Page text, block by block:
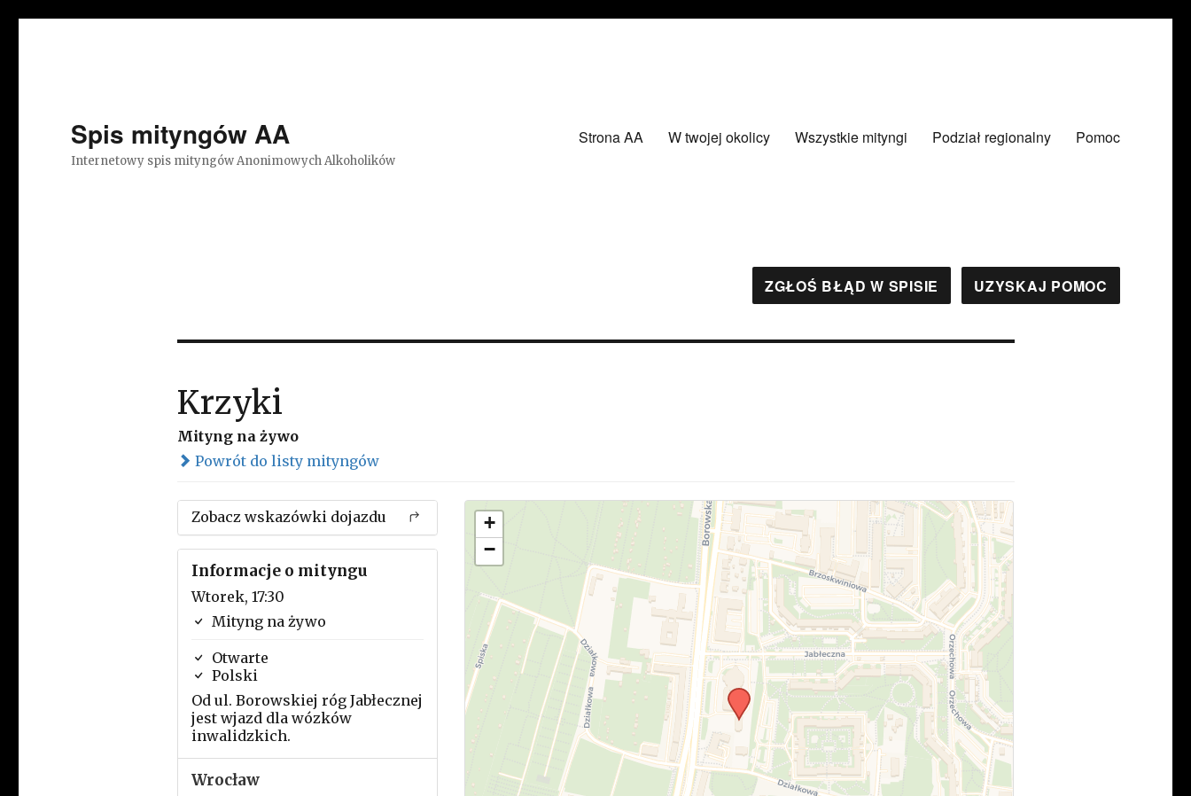
Spis mityngów AA
Internetowy spis mityngów Anonimowych Alkoholików
Strona AA W twojej okolicy Wszystkie mityngi Podział regionalny Pomoc
ZGŁOŚ BŁĄD W SPISIE UZYSKAJ POMOC
Krzyki
Mityng na żywo
Powrót do listy mityngów
Zobacz wskazówki dojazdu
Informacje o mityngu
Wtorek, 17:30
Mityng na żywo
Otwarte
Polski
Od ul. Borowskiej róg Jabłecznej
jest wjazd dla wózków
inwalidzkich.
Wrocław
+
−